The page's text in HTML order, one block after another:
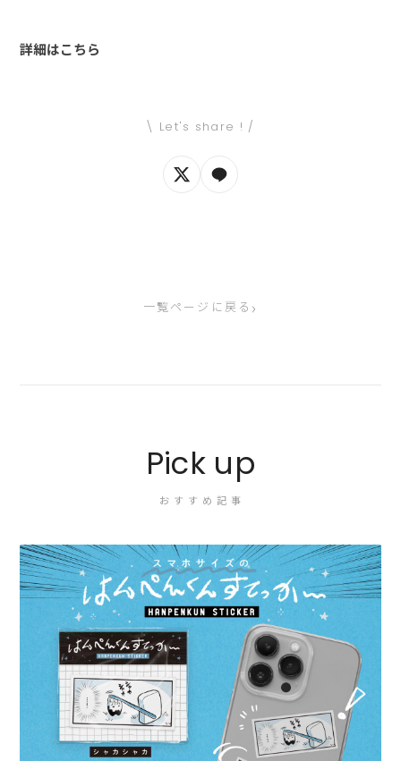
詳細はこちら
\ Let's share ! /
一覧ページに戻る ›
Pick up
おすすめ記事